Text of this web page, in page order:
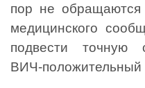
пор не
медицинского
подвести точную
ВИЧ-положительный